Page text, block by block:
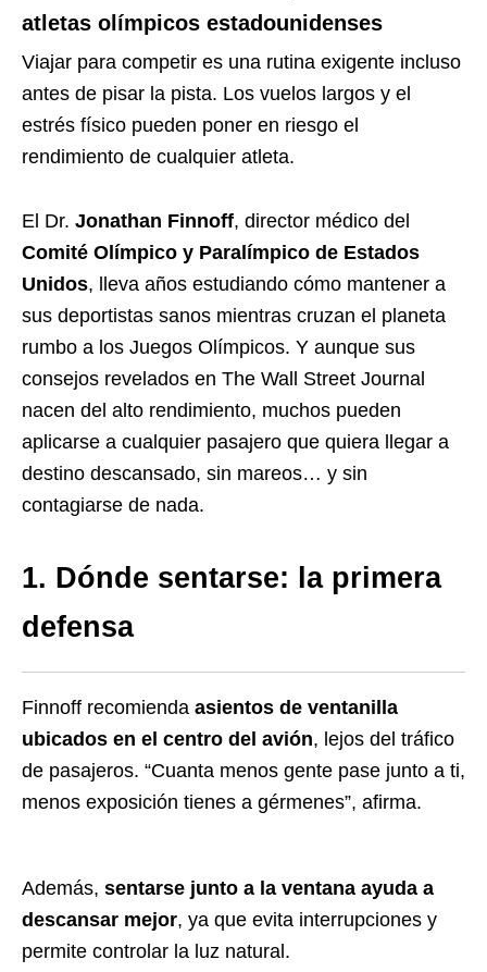
atletas olímpicos estadounidenses
Viajar para competir es una rutina exigente incluso
antes de pisar la pista. Los vuelos largos y el
estrés físico pueden poner en riesgo el
rendimiento de cualquier atleta.
El Dr. Jonathan Finnoff, director médico del
Comité Olímpico y Paralímpico de Estados
Unidos, lleva años estudiando cómo mantener a
sus deportistas sanos mientras cruzan el planeta
rumbo a los Juegos Olímpicos. Y aunque sus
consejos revelados en The Wall Street Journal
nacen del alto rendimiento, muchos pueden
aplicarse a cualquier pasajero que quiera llegar a
destino descansado, sin mareos… y sin
contagiarse de nada.
1. Dónde sentarse: la primera
defensa
Finnoff recomienda asientos de ventanilla
ubicados en el centro del avión, lejos del tráfico
de pasajeros. “Cuanta menos gente pase junto a ti,
menos exposición tienes a gérmenes”, afirma.
Además, sentarse junto a la ventana ayuda a
descansar mejor, ya que evita interrupciones y
permite controlar la luz natural.